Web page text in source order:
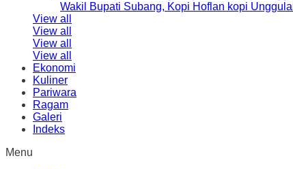
Wakil Bupati Subang, Kopi Hoflan kopi
View all
View all
View all
View all
Ekonomi
Kuliner
Pariwara
Ragam
Galeri
Indeks
Menu